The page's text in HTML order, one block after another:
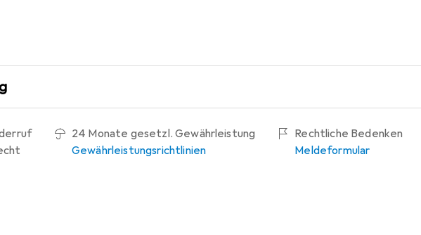
24 Monate gesetzl. Gewährleistung
Gewährleistungsrichtlinien
Rechtliche Bedenken
Meldeformular